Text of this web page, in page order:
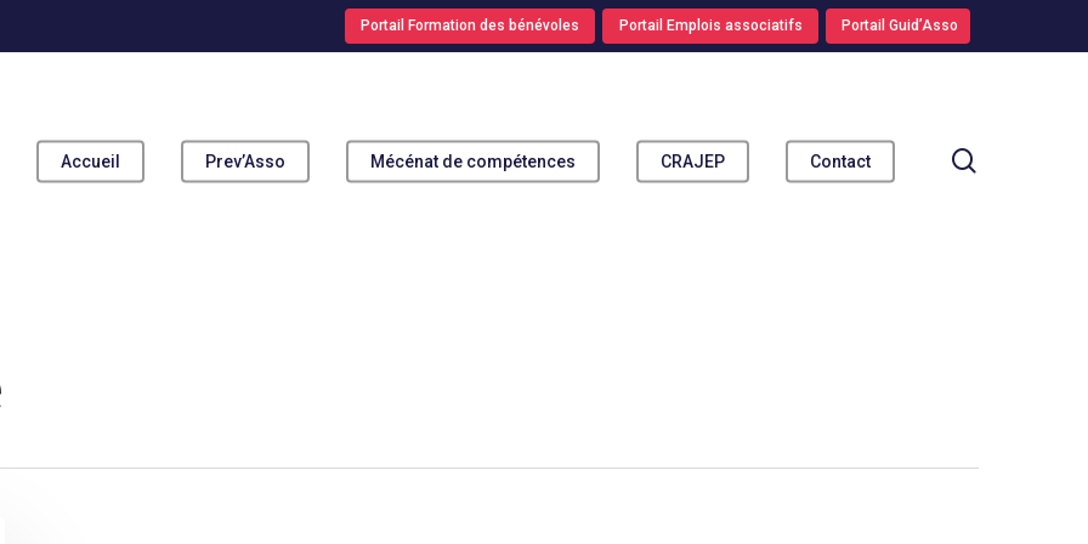
Portail Formation des bénévoles Portail Emplois associatifs Portail Guid’Asso
fermer
Accueil Prev’Asso Mécénat de compétences CRAJEP Contact